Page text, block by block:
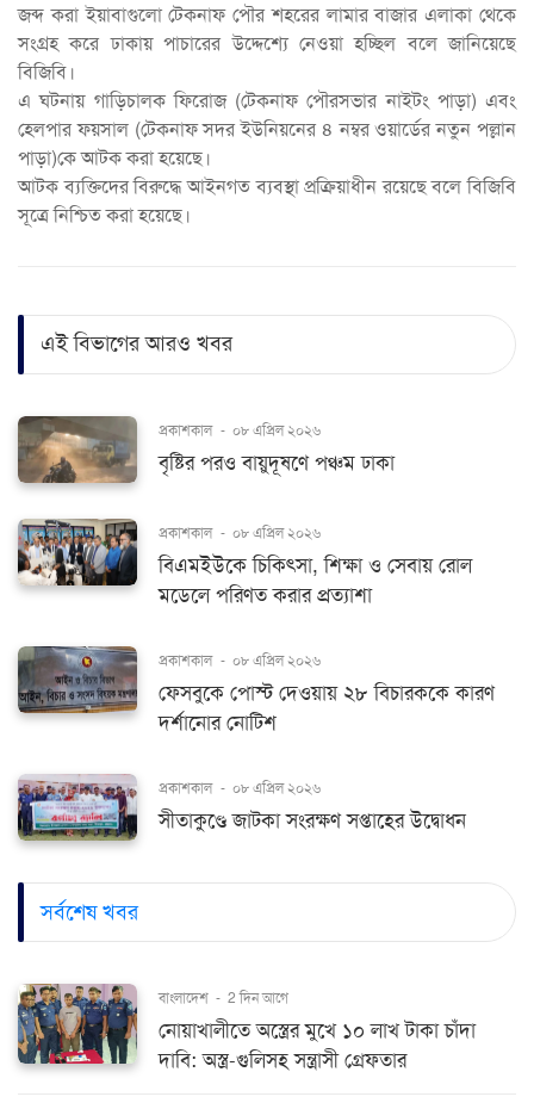
জব্দ করা ইয়াবাগুলো টেকনাফ পৌর শহরের লামার বাজার এলাকা থেকে
সংগ্রহ করে ঢাকায় পাচারের উদ্দেশ্যে নেওয়া হচ্ছিল বলে জানিয়েছে
বিজিবি।
এ ঘটনায় গাড়িচালক ফিরোজ (টেকনাফ পৌরসভার নাইটং পাড়া) এবং
হেলপার ফয়সাল (টেকনাফ সদর ইউনিয়নের ৪ নম্বর ওয়ার্ডের নতুন পল্লান
পাড়া)কে আটক করা হয়েছে।
আটক ব্যক্তিদের বিরুদ্ধে আইনগত ব্যবস্থা প্রক্রিয়াধীন রয়েছে বলে বিজিবি
সূত্রে নিশ্চিত করা হয়েছে।
এই বিভাগের আরও খবর
প্রকাশকাল - ০৮ এপ্রিল ২০২৬
বৃষ্টির পরও বায়ুদূষণে পঞ্চম ঢাকা
প্রকাশকাল - ০৮ এপ্রিল ২০২৬
বিএমইউকে চিকিৎসা, শিক্ষা ও সেবায় রোল
মডেলে পরিণত করার প্রত্যাশা
প্রকাশকাল - ০৮ এপ্রিল ২০২৬
ফেসবুকে পোস্ট দেওয়ায় ২৮ বিচারককে কারণ
দর্শানোর নোটিশ
প্রকাশকাল - ০৮ এপ্রিল ২০২৬
সীতাকুণ্ডে জাটকা সংরক্ষণ সপ্তাহের উদ্বোধন
সর্বশেষ খবর
বাংলাদেশ - 2 দিন আগে
নোয়াখালীতে অস্ত্রের মুখে ১০ লাখ টাকা চাঁদা
দাবি: অস্ত্র-গুলিসহ সন্ত্রাসী গ্রেফতার